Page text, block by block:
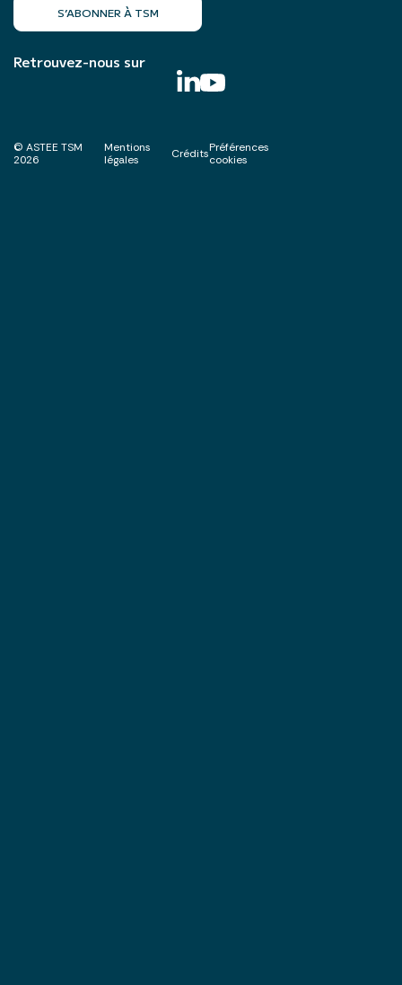
S’ABONNER À TSM
Retrouvez-nous sur
© ASTEE TSM
2026
Mentions
légales
CréditsPréférences
cookies